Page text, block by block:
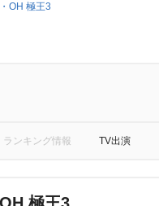
OH 極王3
ランキング情報 TV出演